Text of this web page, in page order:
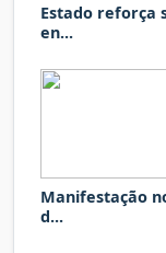
Estado reforça
en...
Manifestação
d...